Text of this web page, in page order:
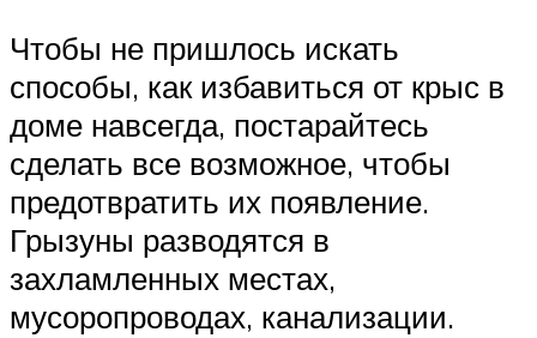
Чтобы не пришлось искать
способы, как избавиться от крыс в
доме навсегда, постарайтесь
сделать все возможное, чтобы
предотвратить их появление.
Грызуны разводятся в
захламленных местах,
мусоропроводах, канализации.